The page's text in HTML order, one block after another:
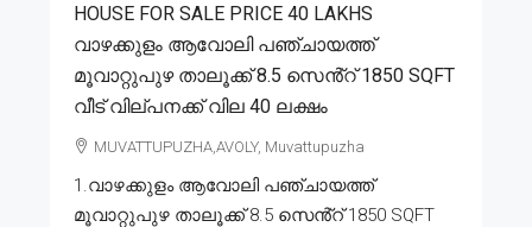
HOUSE FOR SALE PRICE 40 LAKHS
വാഴക്കുളം ആവോലി പഞ്ചായത്ത്
മൂവാറ്റുപുഴ താലൂക്ക് 8.5 സെൻ്റ് 1850 SQFT
വീട് വില്പനക്ക് വില 40 ലക്ഷം
MUVATTUPUZHA,AVOLY, Muvattupuzha
1.വാഴക്കുളം ആവോലി പഞ്ചായത്ത്
മൂവാറ്റുപുഴ താലൂക്ക് 8.5 സെൻ്റ് 1850 SQFT